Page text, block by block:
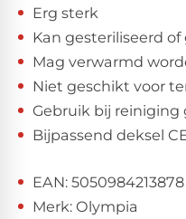
Erg sterk
Kan gesteriliseerd
Mag verwarmd
Niet geschikt voor
Gebruik bij
Bijpassend deksel
EAN: 5050984213878
Merk: Olympia